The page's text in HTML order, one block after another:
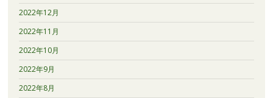
2022年12月
2022年11月
2022年10月
2022年9月
2022年8月